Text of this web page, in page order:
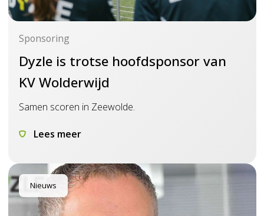
Sponsoring
Dyzle is trotse hoofdsponsor van
KV Wolderwijd
Samen scoren in Zeewolde.
Lees meer
Nieuws